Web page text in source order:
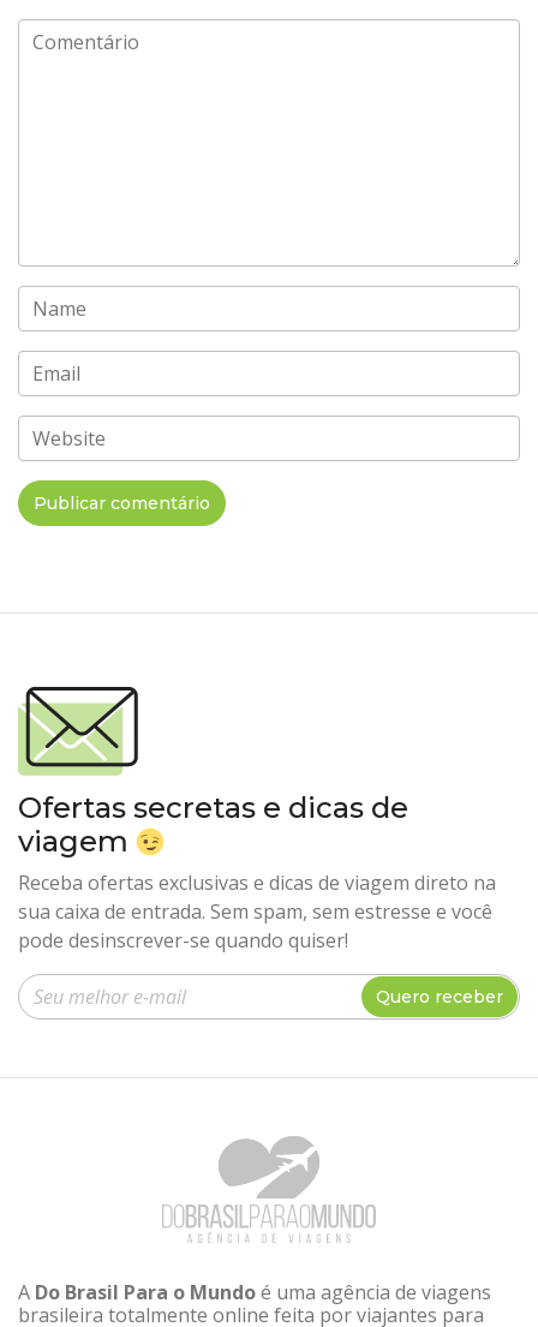
Comentário
Name
Email
Website
Ofertas secretas e dicas de
viagem
Receba ofertas exclusivas e dicas de viagem direto na
sua caixa de entrada. Sem spam, sem estresse e você
pode desinscrever-se quando quiser!
Insira seu e-mail
Quero receber
A Do Brasil Para o Mundoé uma agência de viagens
brasileira totalmente online feita por viajantes para